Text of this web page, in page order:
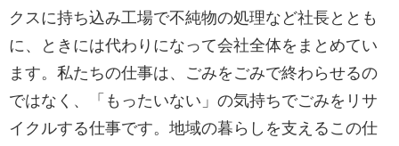
クスに持ち込み工場で不純物の処理など社長ととも
に、ときには代わりになって会社全体をまとめてい
ます。私たちの仕事は、ごみをごみで終わらせるの
ではなく、「もったいない」の気持ちでごみをリサ
イクルする仕事です。地域の暮らしを支えるこの仕